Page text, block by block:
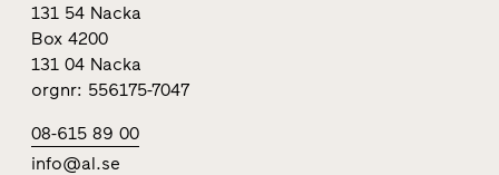
131 54 Nacka
Box 4200
131 04 Nacka
orgnr: 556175-7047
08-615 89 00
info@al.se